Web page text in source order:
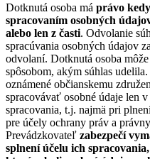
Dotknutá osoba má právo
spracovaním osobných
alebo len z časti. Odvolanie
spracúvania osobných údajov
odvolaní. Dotknutá osoba
spôsobom, akým súhlas
oznámené občianskemu
spracovávať osobné údaje len
spracovania, t.j. najmä pri
pre účely ochrany práv a
Prevádzkovateľ zabezpečí
splnení účelu ich